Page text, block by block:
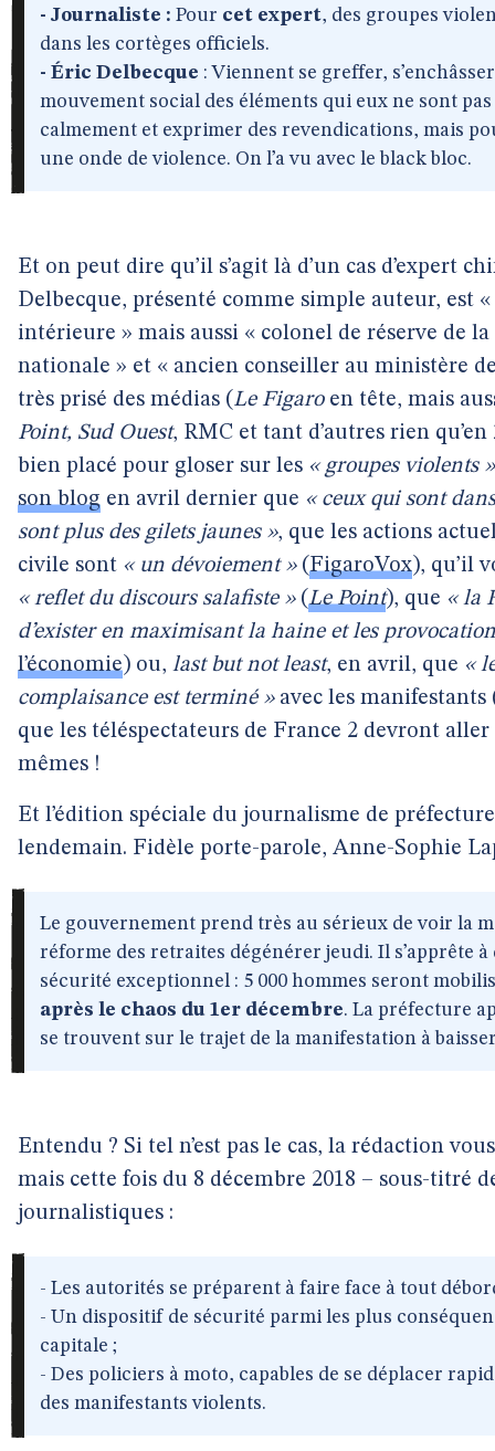
- Journaliste : Pour cet expert, des groupes
dans les cortèges officiels.
- Éric Delbecque : Viennent se greffer,
mouvement social des éléments qui eux ne sont
calmement et exprimer des revendications, mais
une onde de violence. On l’a vu avec le black bloc.
Et on peut dire qu’il s’agit là d’un cas d’expert
Delbecque, présenté comme simple auteur, est
intérieure » mais aussi « colonel de réserve de
nationale » et « ancien conseiller au ministère
très prisé des médias (Le Figaroen tête, mais
Point, Sud Ouest, RMC et tant d’autres rien
bien placé pour gloser sur les « groupes violents »
son blog en avril dernier que « ceux qui sont
sont plus des gilets jaunes », que les actions
civile sont « un dévoiement »(FigaroVox), qu’il
« reflet du discours salafiste »(Le Point), que « la
d’exister en maximisant la haine et les
l’économie) ou, last but not least, en avril, que «
complaisance est terminé »avec les manifestants
que les téléspectateurs de France 2 devront
mêmes !
Et l’édition spéciale du journalisme de
lendemain. Fidèle porte-parole, Anne-Sophie
Le gouvernement prend très au sérieux de voir la
réforme des retraites dégénérer jeudi. Il s’apprête
sécurité exceptionnel : 5 000 hommes seront
après le chaos du 1er décembre. La préfecture
se trouvent sur le trajet de la manifestation à
Entendu ? Si tel n’est pas le cas, la rédaction
mais cette fois du 8 décembre 2018 – sous-titré
journalistiques :
- Les autorités se préparent à faire face à tout
- Un dispositif de sécurité parmi les plus
capitale ;
- Des policiers à moto, capables de se déplacer
des manifestants violents.